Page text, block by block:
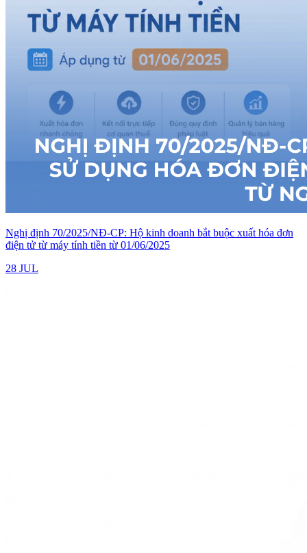
Nghị định 70/2025/NĐ-CP: Hộ kinh doanh bắt buộc xuất hóa đơn
điện tử từ máy tính tiền từ 01/06/2025
28 JUL